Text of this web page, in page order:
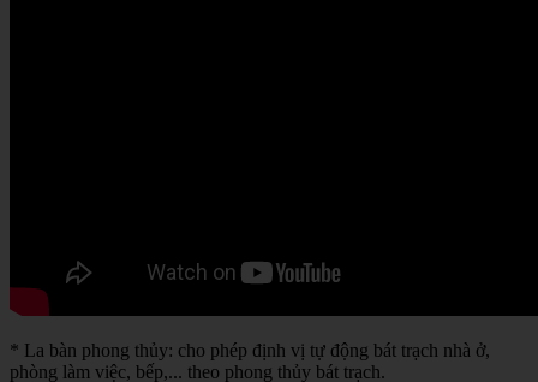
* La bàn phong thủy: cho phép định vị tự động bát trạch nhà ở,
phòng làm việc, bếp,... theo phong thủy bát trạch.